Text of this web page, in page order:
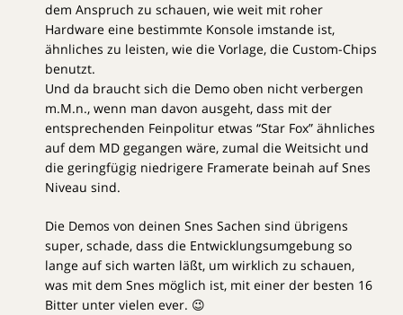
dem Anspruch zu schauen, wie weit mit roher
Hardware eine bestimmte Konsole imstande ist,
ähnliches zu leisten, wie die Vorlage, die Custom-Chips
benutzt.
Und da braucht sich die Demo oben nicht verbergen
m.M.n., wenn man davon ausgeht, dass mit der
entsprechenden Feinpolitur etwas “Star Fox” ähnliches
auf dem MD gegangen wäre, zumal die Weitsicht und
die geringfügig niedrigere Framerate beinah auf Snes
Niveau sind.
Die Demos von deinen Snes Sachen sind übrigens
super, schade, dass die Entwicklungsumgebung so
lange auf sich warten läßt, um wirklich zu schauen,
was mit dem Snes möglich ist, mit einer der besten 16
Bitter unter vielen ever. 😉